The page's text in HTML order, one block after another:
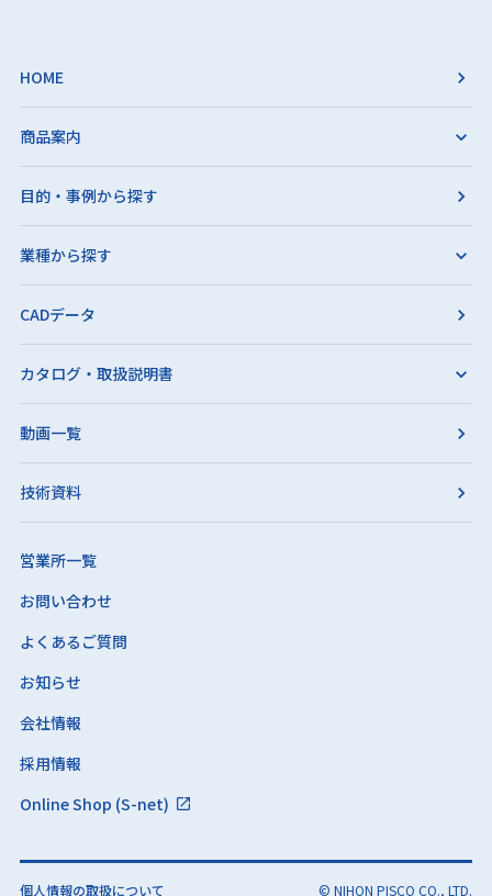
HOME
商品案内
目的・事例から探す
業種から探す
CADデータ
カタログ・取扱説明書
動画一覧
技術資料
営業所一覧
お問い合わせ
よくあるご質問
お知らせ
会社情報
採用情報
Online Shop (S-net)
個人情報の取扱について © NIHON PISCO CO., LTD.